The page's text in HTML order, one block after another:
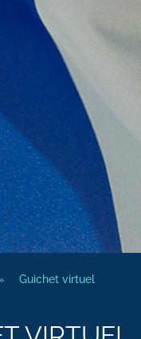
Guichet virtuel